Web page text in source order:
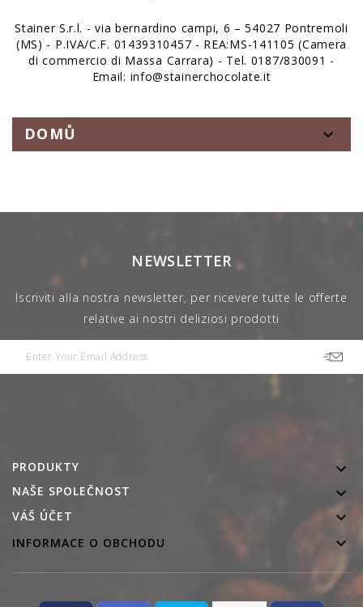
Stainer S.r.l. - via bernardino campi, 6 – 54027 Pontremoli
(MS) - P.IVA/C.F. 01439310457 - REA:MS-141105 (Camera
di commercio di Massa Carrara) - Tel. 0187/830091 -
Email: info@stainerchocolate.it
DOMŮ 
NEWSLETTER
Iscriviti alla nostra newsletter, per ricevere tutte le offerte
relative ai nostri deliziosi prodotti
PRODUKTY 
NAŠE SPOLEČNOST 
VÁŠ ÚČET 
INFORMACE O OBCHODU 